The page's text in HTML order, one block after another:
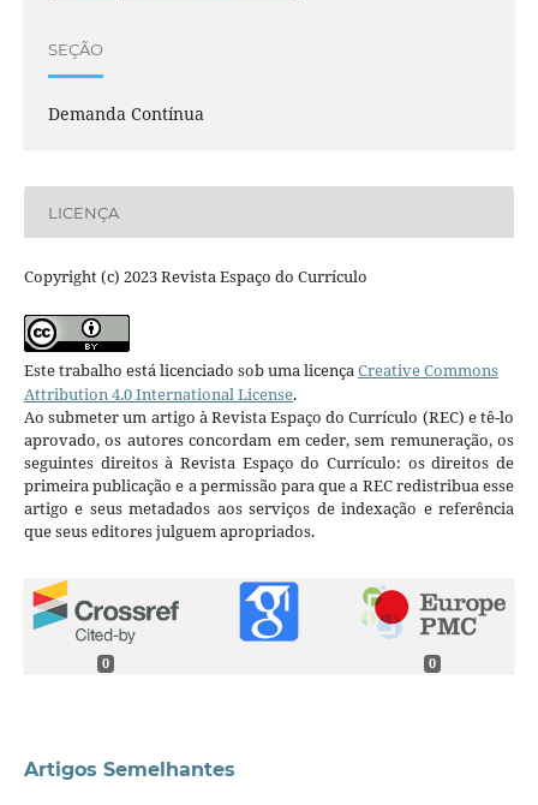
SEÇÃO
Demanda Contínua
LICENÇA
Copyright (c) 2023 Revista Espaço do Currículo
Este trabalho está licenciado sob uma licençaCreative Commons
Attribution 4.0 International License.
Ao submeter um artigo à Revista Espaço do Currículo (REC) e tê-lo
aprovado, os autores concordam em ceder, sem remuneração, os
seguintes direitos à Revista Espaço do Currículo: os direitos de
primeira publicação e a permissão para que a REC redistribua esse
artigo e seus metadados aos serviços de indexação e referência
que seus editores julguem apropriados.
0 0
Artigos Semelhantes